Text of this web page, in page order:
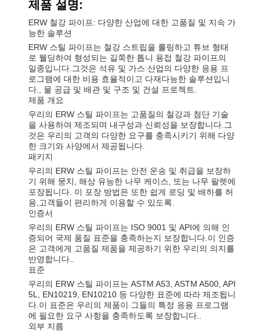
제품 설명:
ERW 철강 파이프: 다양한 산업에 대한 고품질 및 지속 가
능한 솔루션
ERW 스틸 파이프는 철강 스트립을 롤링하고 튜브 형태
로 웰딩하여 형성되는 길쭉한 톱니 용접 철강 파이프의
일종입니다.그것은 석유 및 가스 산업의 다양한 응용 프
로그램에 대한 비용 효율적이고 다재다능한 솔루션입니
다., 물 공급 및 배관 및 구조 및 건설 프로젝트.
제품 개요
우리의 ERW 스틸 파이프는 고품질의 철강과 첨단 기술
을 사용하여 제조되며 내구성과 신뢰성을 보장합니다.그
것은 우리의 고객의 다양한 요구를 충족시키기 위해 다양
한 크기와 사양에서 제공됩니다.
패키지
우리의 ERW 스틸 파이프는 안전 운송 및 취급을 보장하
기 위해 뭉치, 해상 유능한 나무 케이스, 또는 나무 팔렛에
포장됩니다. 이 포장 방법은 또한 쉽게 로딩 및 배하를 허
용,고객들이 편리하게 이용할 수 있도록.
인증서
우리의 ERW 스틸 파이프는 ISO 9001 및 API에 의해 인
증되어 국제 품질 표준을 충족하는지 보장합니다.이 인증
은 고객에게 고품질 제품을 제공하기 위한 우리의 의지를
반영합니다..
표준
우리의 ERW 스틸 파이프는 ASTM A53, ASTM A500, API
5L, EN10219, EN10210 등 다양한 표준에 따라 제조됩니
다.이 표준은 우리의 제품이 그들의 특정 응용 프로그램
에 필요한 요구 사항을 충족하도록 보장합니다..
외부 지름